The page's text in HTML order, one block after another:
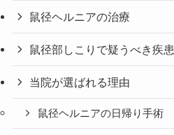
鼠径ヘルニアの治療
鼠径部しこりで疑うべき疾患
当院が選ばれる理由
鼠径ヘルニアの日帰り手術